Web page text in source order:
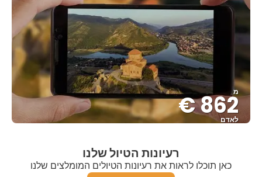
מ
862 €
לאדם
רעיונות הטיול שלנו
כאן תוכלו לראות את רעיונות הטיולים המומלצים שלנו